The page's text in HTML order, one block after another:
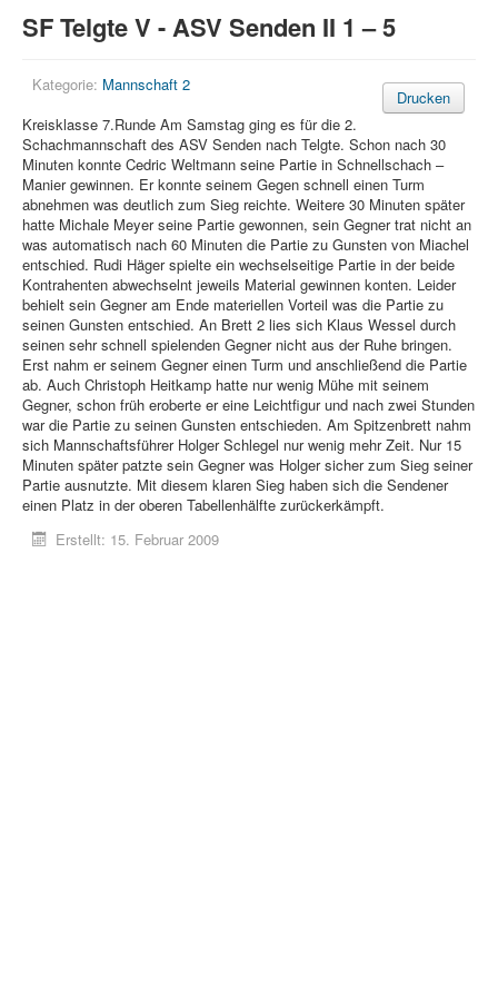
SF Telgte V - ASV Senden II 1 – 5
Drucken
Kategorie: Mannschaft 2
Kreisklasse 7.Runde Am Samstag ging es für die 2.
Schachmannschaft des ASV Senden nach Telgte. Schon nach 30
Minuten konnte Cedric Weltmann seine Partie in Schnellschach –
Manier gewinnen. Er konnte seinem Gegen schnell einen Turm
abnehmen was deutlich zum Sieg reichte. Weitere 30 Minuten später
hatte Michale Meyer seine Partie gewonnen, sein Gegner trat nicht an
was automatisch nach 60 Minuten die Partie zu Gunsten von Miachel
entschied. Rudi Häger spielte ein wechselseitige Partie in der beide
Kontrahenten abwechselnt jeweils Material gewinnen konten. Leider
behielt sein Gegner am Ende materiellen Vorteil was die Partie zu
seinen Gunsten entschied. An Brett 2 lies sich Klaus Wessel durch
seinen sehr schnell spielenden Gegner nicht aus der Ruhe bringen.
Erst nahm er seinem Gegner einen Turm und anschließend die Partie
ab. Auch Christoph Heitkamp hatte nur wenig Mühe mit seinem
Gegner, schon früh eroberte er eine Leichtfigur und nach zwei Stunden
war die Partie zu seinen Gunsten entschieden. Am Spitzenbrett nahm
sich Mannschaftsführer Holger Schlegel nur wenig mehr Zeit. Nur 15
Minuten später patzte sein Gegner was Holger sicher zum Sieg seiner
Partie ausnutzte. Mit diesem klaren Sieg haben sich die Sendener
einen Platz in der oberen Tabellenhälfte zurückerkämpft.
Erstellt: 15. Februar 2009